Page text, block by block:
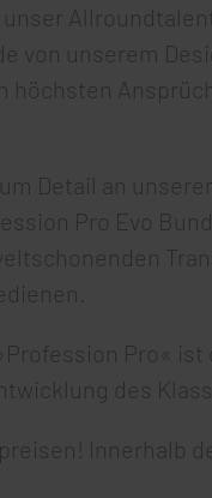
von unserem
Detail an
Pro Evo
Pro« ist
des
Innerhalb